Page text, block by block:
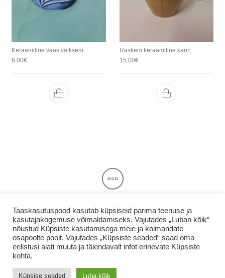
Keraamiline vaas,väiksem
6.00€
Raskem keraamiline kann.
15.00€
Privaatsuspoliitika & Kasutajatingimused
Taaskasutuspood.ee
Taaskasutuspood kasutab küpsiseid parima teenuse ja
kasutajakogemuse võimaldamiseks. Vajutades „Luban kõik“
nõustud Küpsiste kasutamisega meie ja kolmandate
osapoolte poolt. Vajutades „Küpsiste seaded“ saad oma
eelistusi alati muuta ja täiendavalt infot erinevate Küpsiste
kohta.
Küpsise seaded Luba kõik